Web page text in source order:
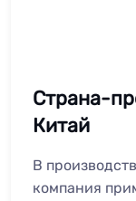
Страна-
Китай
В
компания